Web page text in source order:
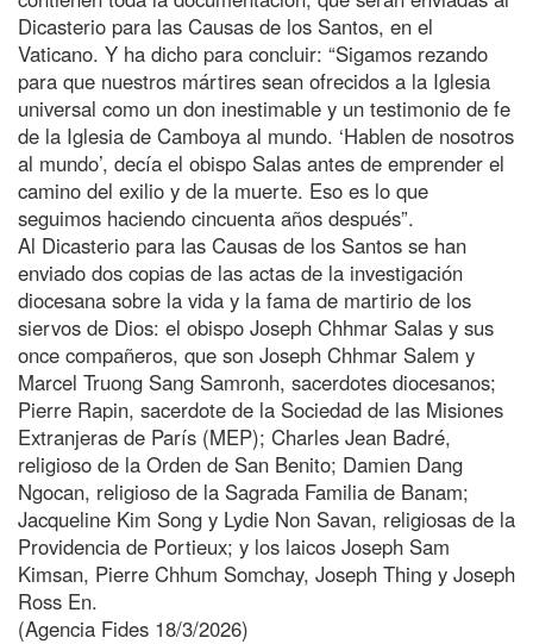
Dicasterio para las Causas de los Santos, en el
Vaticano. Y ha dicho para concluir: “Sigamos rezando
para que nuestros mártires sean ofrecidos a la Iglesia
universal como un don inestimable y un testimonio de fe
de la Iglesia de Camboya al mundo. ‘Hablen de nosotros
al mundo’, decía el obispo Salas antes de emprender el
camino del exilio y de la muerte. Eso es lo que
seguimos haciendo cincuenta años después”.
Al Dicasterio para las Causas de los Santos se han
enviado dos copias de las actas de la investigación
diocesana sobre la vida y la fama de martirio de los
siervos de Dios: el obispo Joseph Chhmar Salas y sus
once compañeros, que son Joseph Chhmar Salem y
Marcel Truong Sang Samronh, sacerdotes diocesanos;
Pierre Rapin, sacerdote de la Sociedad de las Misiones
Extranjeras de París (MEP); Charles Jean Badré,
religioso de la Orden de San Benito; Damien Dang
Ngocan, religioso de la Sagrada Familia de Banam;
Jacqueline Kim Song y Lydie Non Savan, religiosas de la
Providencia de Portieux; y los laicos Joseph Sam
Kimsan, Pierre Chhum Somchay, Joseph Thing y Joseph
Ross En.
(Agencia Fides 18/3/2026)